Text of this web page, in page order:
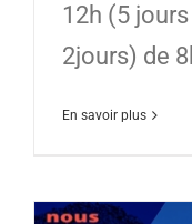
12h (5
2jours) de
En savoir plus